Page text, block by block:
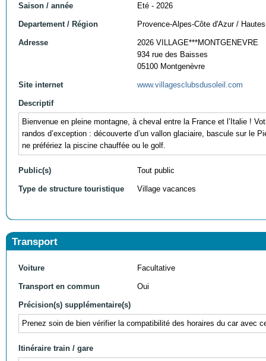
Saison / année Eté - 2026
Departement / Région Provence-Alpes-Côte d'Azur /
Adresse
2026 VILLAGE***MONTGENEVRE
934 rue des Baisses
05100 Montgenèvre
Site internet www.villagesclubsdusoleil.com
Descriptif
Bienvenue en pleine montagne, à cheval entre la France et l’Italie !
randos d’exception : découverte d’un vallon glaciaire, bascule sur
ne préfériez la piscine chauffée ou le golf.
Public(s) Tout public
Type de structure touristique Village vacances
Transport
Voiture Facultative
Transport en commun Oui
Précision(s) supplémentaire(s)
Prenez soin de bien vérifier la compatibilité des horaires du car avec
Itinéraire train / gare